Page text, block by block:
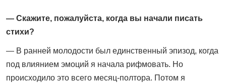
— Скажите, пожалуйста, когда вы начали писать
стихи?
— В ранней молодости был единственный эпизод, когда
под влиянием эмоций я начала рифмовать. Но
происходило это всего месяц-полтора. Потом я